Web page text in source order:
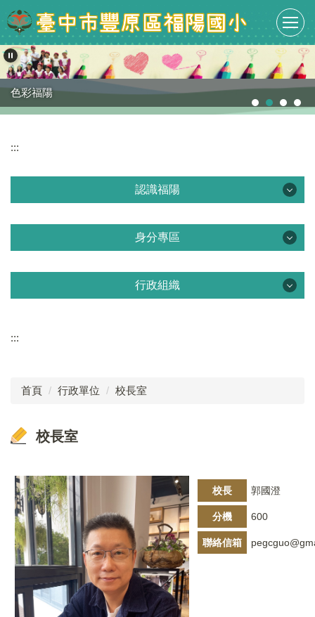
跳
到
主
要
內
容色彩福陽
:::
認識福陽
課程計畫專區
福陽YouTube
家長會
福陽特約商店
聯絡福陽
身分專區
教職員專區
行政組織
總務處
幼兒園
人事會計
檔案下載
:::
首頁 行政單位 校長室
校長室
校長 郭國澄
分機 600
聯絡信箱